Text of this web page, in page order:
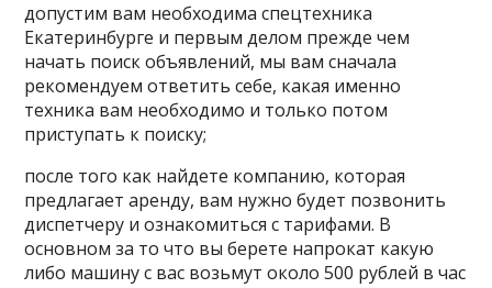
допустим вам необходима спецтехника
Екатеринбурге и первым делом прежде чем
начать поиск объявлений, мы вам сначала
рекомендуем ответить себе, какая именно
техника вам необходимо и только потом
приступать к поиску;
после того как найдете компанию, которая
предлагает аренду, вам нужно будет позвонить
диспетчеру и ознакомиться с тарифами. В
основном за то что вы берете напрокат какую
либо машину с вас возьмут около 500 рублей в час